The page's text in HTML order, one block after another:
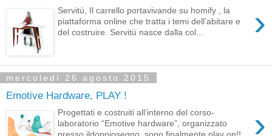
›
Servitù, Il carrello portavivande su homify , la
piattaforma online che tratta i temi dell’abitare e
del costruire. Servitù nasce dalla col...
mercoledì 26 agosto 2015
Emotive Hardware, PLAY !
›
Progettati e costruiti all’interno del corso-
laboratorio “Emotive hardware”, organizzato